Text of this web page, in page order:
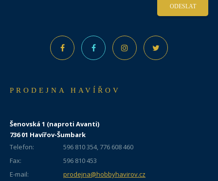
ODESLAT
PRODEJNA HAVÍŘOV
Šenovská 1 (naproti Avanti)
736 01 Havířov-Šumbark
Telefon:
596 810 354, 776 608 460
Fax:
596 810 453
E-mail:
prodejna@hobbyhavirov.cz